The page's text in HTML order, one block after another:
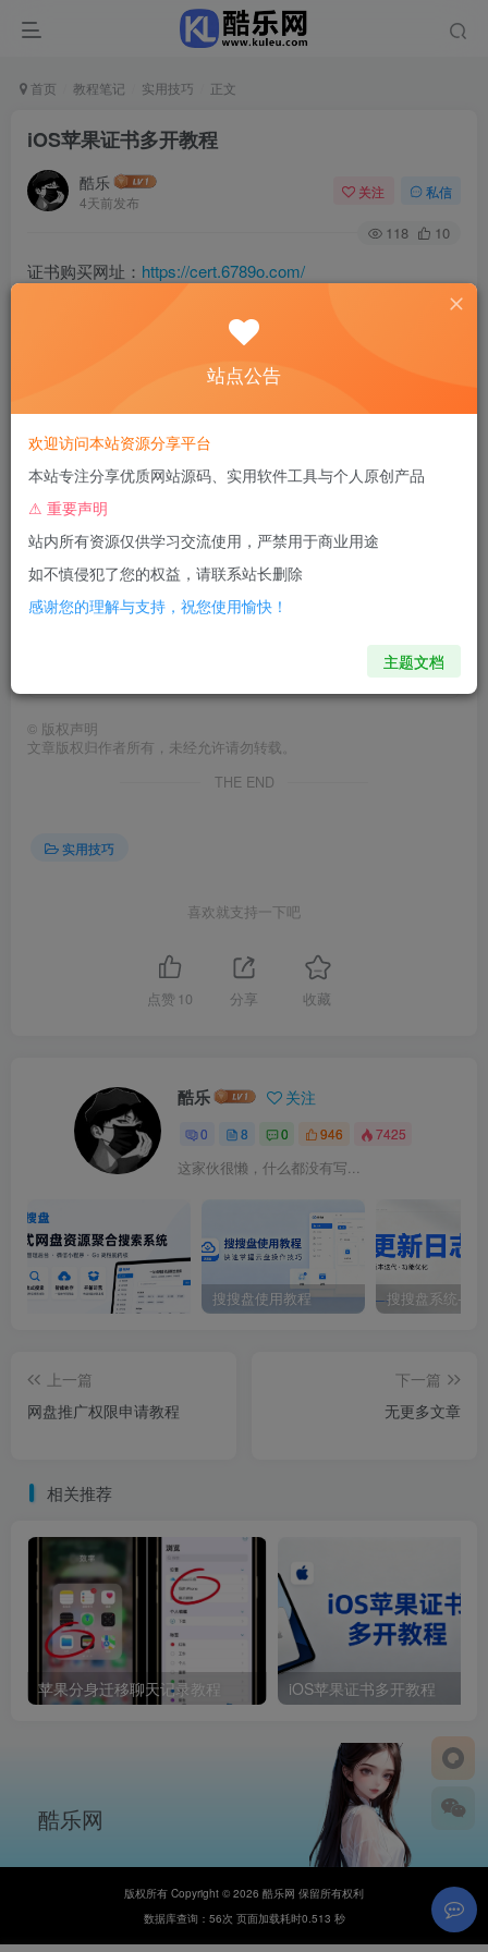
首页 教程笔记 实用技巧 正文
iOS苹果证书多开教程
酷乐
4天前发布
关注 私信
118 10
证书购买网址： https://cert.6789o.com/
证书分销联系客服微信：uumitu
教程中为示例，具体以实际情况为准
安装轻松签教程
教程中为示例，具体以实际情况为准
应用多开教程
© 版权声明
文章版权归作者所有，未经允许请勿转载。
THE END
实用技巧
喜欢就支持一下吧
点赞 10 分享 收藏
酷乐 关注
0 8 0 946 7425
这家伙很懒，什么都没有写...
独家搜搜盘：一站式网盘
资源聚合搜索系统-酷乐
网">
搜搜盘使用教程
上一篇
网盘推广权限申请教程
下一篇
无更多文章
相关推荐
苹果分身迁移聊天记录教程 iOS苹果证书多开教程
酷乐网
版权所有 Copyright © 2026 酷乐网 保留所有权利
数据库查询：56次 页面加载耗时0.513 秒
站点公告
欢迎访问本站资源分享平台
本站专注分享优质网站源码、实用软件工具与个人原创产品
⚠ 重要声明
站内所有资源仅供学习交流使用，严禁用于商业用途
如不慎侵犯了您的权益，请联系站长删除
感谢您的理解与支持，祝您使用愉快！
主题文档